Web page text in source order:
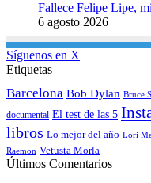
Fallece Felipe Lipe,
6 agosto 2026
Síguenos en X
Etiquetas
Barcelona Bob Dylan Bruce
documental El test de las 5
libros Lo mejor del año Lori
Raemon Vetusta Morla
Últimos Comentarios